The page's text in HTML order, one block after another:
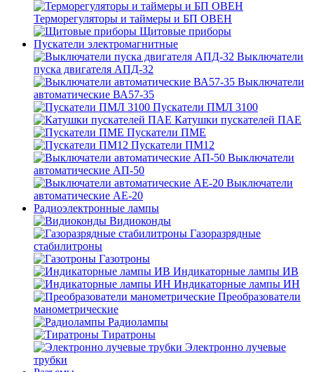
Терморегуляторы и таймеры и БП ОВЕН
Щитовые приборы
Пускатели электромагнитные
Выключатели
пуска двигателя АПД-32
Выключатели
автоматические ВА57-35
Пускатели ПМЛ 3100
Катушки пускателей ПАЕ
Пускатели ПМЕ
Пускатели ПМ12
Выключатели
автоматические АП-50
Выключатели
автоматические АЕ-20
Радиоэлектронные лампы
Видиоконды
Газоразрядные
стабилитроны
Газотроны
Индикаторные лампы ИВ
Индикаторные лампы ИН
Преобразователи
манометрические
Радиолампы
Тиратроны
Электронно лучевые
трубки